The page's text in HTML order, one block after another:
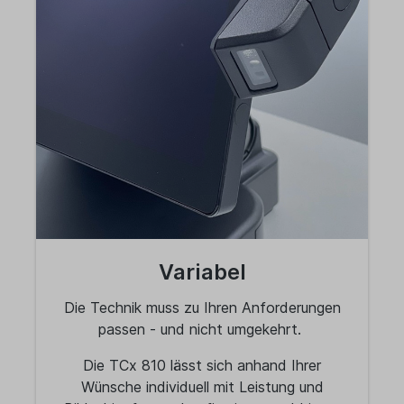
Variabel
Die Technik muss zu Ihren Anforderungen
passen - und nicht umgekehrt.
Die TCx 810 lässt sich anhand Ihrer
Wünsche individuell mit Leistung und